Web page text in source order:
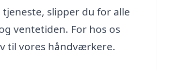
slipper du for alle
ventetiden. For hos os
til vores håndværkere.